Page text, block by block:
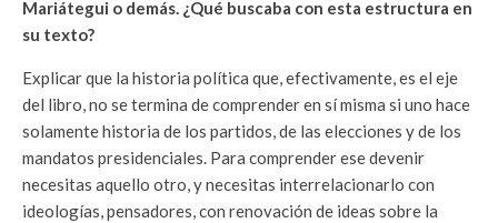
Mariátegui o demás. ¿Qué buscaba con esta estructura en
su texto?
Explicar que la historia política que, efectivamente, es el eje
del libro, no se termina de comprender en sí misma si uno hace
solamente historia de los partidos, de las elecciones y de los
mandatos presidenciales. Para comprender ese devenir
necesitas aquello otro, y necesitas interrelacionarlo con
ideologías, pensadores, con renovación de ideas sobre la